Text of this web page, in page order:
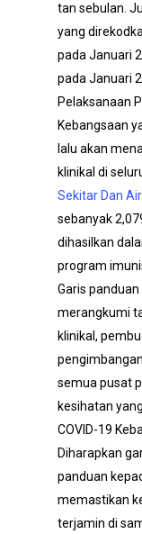
tan sebulan.
yang
pada Januari
pada Januari
Pelaksanaan
Kebangsaan
lalu akan
klinikal di
Sekitar Dan Air
sebanyak
dihasilkan
program
Garis
merangkumi
klinikal,
semua pusat
kesihatan
COVID-19
Diharapkan
panduan
memastikan
terjamin di